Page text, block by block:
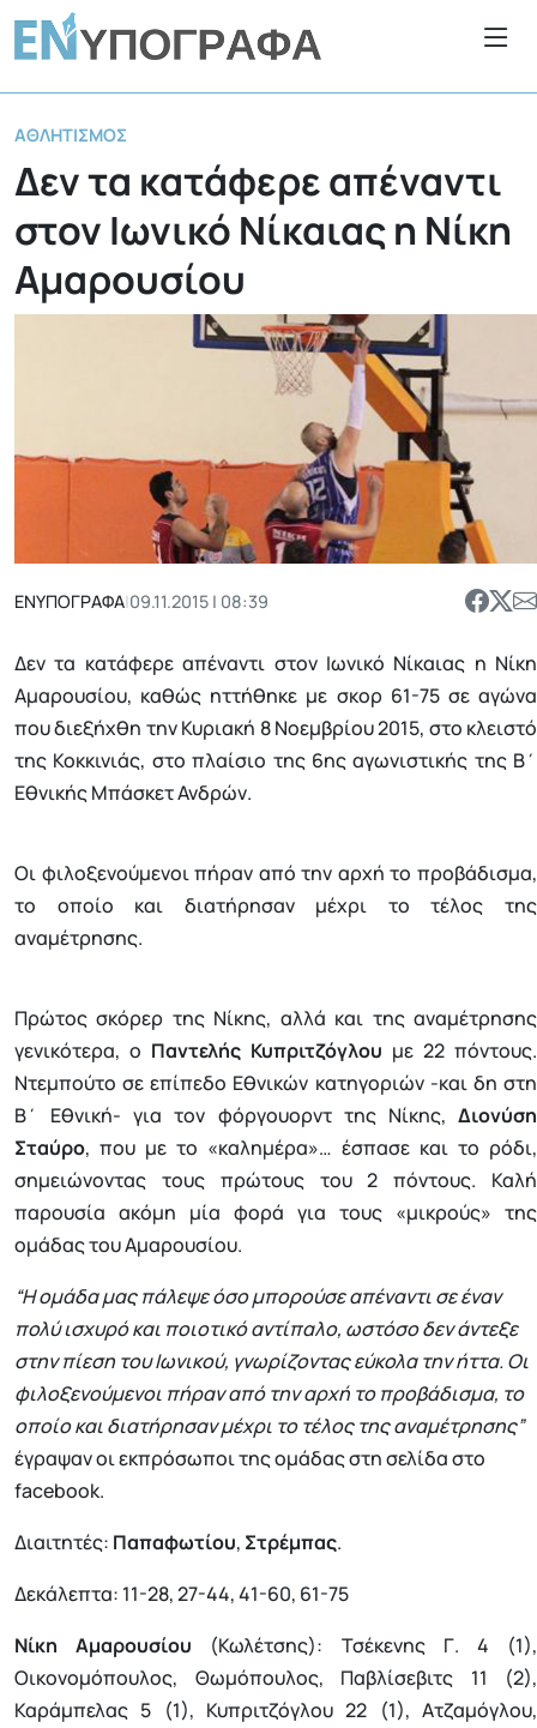
ΑΘΛΗΤΙΣΜΌΣ
Δεν τα κατάφερε απέναντι
στον Ιωνικό Νίκαιας η Νίκη
Αμαρουσίου
ΕΝΥΠΟΓΡΑΦΑ|09.11.2015 | 08:39
Δεν τα κατάφερε απέναντι στον Ιωνικό Νίκαιας η Νίκη
Αμαρουσίου, καθώς ηττήθηκε με σκορ 61-75 σε αγώνα
που διεξήχθη την Κυριακή 8 Νοεμβρίου 2015, στο κλειστό
της Κοκκινιάς, στο πλαίσιο της 6ης αγωνιστικής της Β΄
Εθνικής Μπάσκετ Ανδρών.
Οι φιλοξενούμενοι πήραν από την αρχή το προβάδισμα,
το οποίο και διατήρησαν μέχρι το τέλος της
αναμέτρησης.
Πρώτος σκόρερ της Νίκης, αλλά και της αναμέτρησης
γενικότερα, ο Παντελής Κυπριτζόγλου με 22 πόντους.
Ντεμπούτο σε επίπεδο Εθνικών κατηγοριών -και δη στη
Β΄ Εθνική- για τον φόργουορντ της Νίκης, Διονύση
Σταύρο, που με το «καλημέρα»… έσπασε και το ρόδι,
σημειώνοντας τους πρώτους του 2 πόντους. Καλή
παρουσία ακόμη μία φορά για τους «μικρούς» της
ομάδας του Αμαρουσίου.
“Η ομάδα μας πάλεψε όσο μπορούσε απέναντι σε έναν
πολύ ισχυρό και ποιοτικό αντίπαλο, ωστόσο δεν άντεξε
στην πίεση του Ιωνικού, γνωρίζοντας εύκολα την ήττα. Οι
φιλοξενούμενοι πήραν από την αρχή το προβάδισμα, το
οποίο και διατήρησαν μέχρι το τέλος της αναμέτρησης”
έγραψαν οι εκπρόσωποι της ομάδας στη σελίδα στο
facebook.
Διαιτητές: Παπαφωτίου, Στρέμπας.
Δεκάλεπτα: 11-28, 27-44, 41-60, 61-75
Νίκη Αμαρουσίου (Κωλέτσης): Τσέκενης Γ. 4 (1),
Οικονομόπουλος, Θωμόπουλος, Παβλίσεβιτς 11 (2),
Καράμπελας 5 (1), Κυπριτζόγλου 22 (1), Ατζαμόγλου,